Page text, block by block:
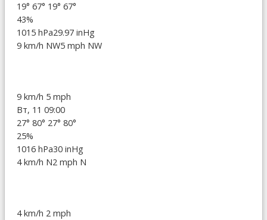
19° 67° 19° 67°
43%
1015 hPa29.97 inHg
9 km/h NW5 mph NW
9 km/h 5 mph
Вт, 11 09:00
27° 80° 27° 80°
25%
1016 hPa30 inHg
4 km/h N2 mph N
4 km/h 2 mph